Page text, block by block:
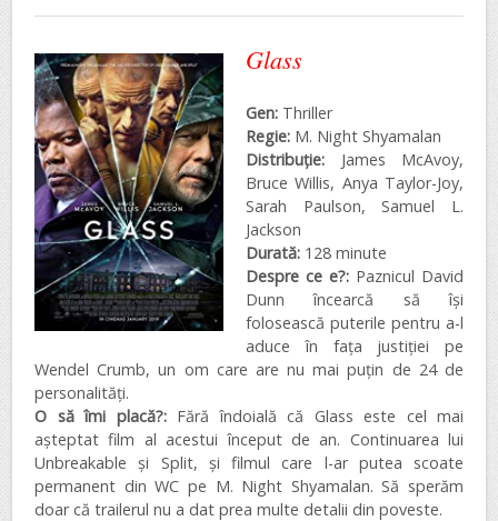
Glass
Gen: Thriller
Regie: M. Night Shyamalan
Distribuţie: James McAvoy,
Bruce Willis, Anya Taylor-Joy,
Sarah Paulson, Samuel L.
Jackson
Durată: 128 minute
Despre ce e?: Paznicul David
Dunn încearcă să își
folosească puterile pentru a-l
aduce în fața justiției pe
Wendel Crumb, un om care are nu mai puțin de 24 de
personalități.
O să îmi placă?:Fără îndoială că Glass este cel mai
așteptat film al acestui început de an. Continuarea lui
Unbreakable și Split, și filmul care l-ar putea scoate
permanent din WC pe M. Night Shyamalan. Să sperăm
doar că trailerul nu a dat prea multe detalii din poveste.